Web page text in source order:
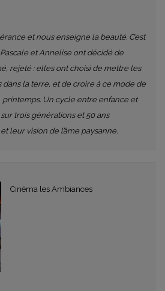
et nous enseigne la beauté. C’est
et Annelise ont décidé de
rejeté : elles ont choisi de mettre les
dans la terre, et de croire à ce mode de
printemps. Un cycle entre enfance et
trois générations et 50 ans
leur vision de l’âme paysanne.
Cinéma les Ambiances